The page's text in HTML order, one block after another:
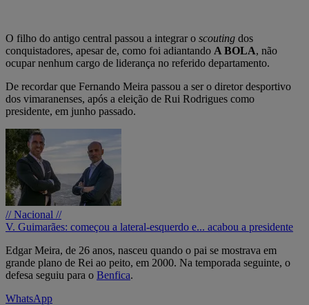
O filho do antigo central passou a integrar o scouting dos
conquistadores, apesar de, como foi adiantando A BOLA, não
ocupar nenhum cargo de liderança no referido departamento.
De recordar que Fernando Meira passou a ser o diretor desportivo
dos vimaranenses, após a eleição de Rui Rodrigues como
presidente, em junho passado.
// Nacional //
V. Guimarães: começou a lateral-esquerdo e... acabou a presidente
Edgar Meira, de 26 anos, nasceu quando o pai se mostrava em
grande plano de Rei ao peito, em 2000. Na temporada seguinte, o
defesa seguiu para o Benfica.
WhatsApp